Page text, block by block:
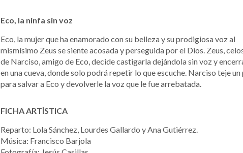
Eco, la ninfa sin voz
Eco, la mujer que ha enamorado con su belleza y su prodigiosa voz al
mismísimo Zeus se siente acosada y perseguida por el Dios. Zeus,
de Narciso, amigo de Eco, decide castigarla dejándola sin voz y
en una cueva, donde solo podrá repetir lo que escuche. Narciso teje un
para salvar a Eco y devolverle la voz que le fue arrebatada.
FICHA ARTÍSTICA
Reparto: Lola Sánchez, Lourdes Gallardo y Ana Gutiérrez.
Música: Francisco Barjola